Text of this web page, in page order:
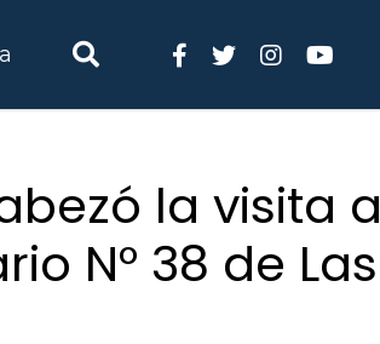
la visita a
N° 38 de Las